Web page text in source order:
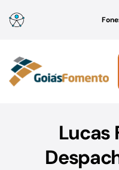
para
conteúdo
Linhas de Crédito
Lucas